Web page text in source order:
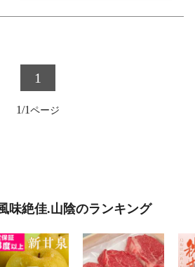
1
1/1
味絶佳.山陰のランキング